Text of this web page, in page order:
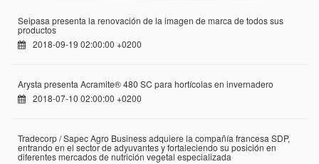
Seipasa presenta la renovación de la imagen de marca de todos sus
productos
2018-09-19 02:00:00 +0200
Arysta presenta Acramite® 480 SC para hortícolas en invernadero
2018-07-10 02:00:00 +0200
Tradecorp / Sapec Agro Business adquiere la compañía francesa SDP,
entrando en el sector de adyuvantes y fortaleciendo su posición en
diferentes mercados de nutrición vegetal especializada